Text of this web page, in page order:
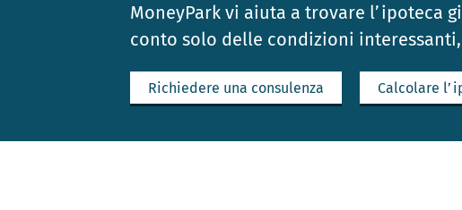
MoneyPark vi aiuta a trovare l’ipoteca
conto solo delle condizioni
Richiedere una consulenza Calcolare